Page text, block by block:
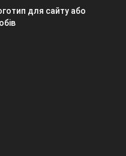
для сайту або